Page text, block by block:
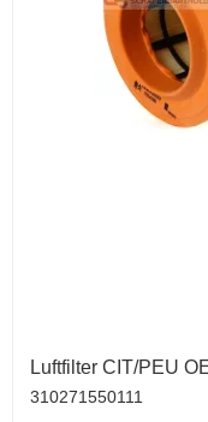
Luftfilter CIT/PEU
310271550111